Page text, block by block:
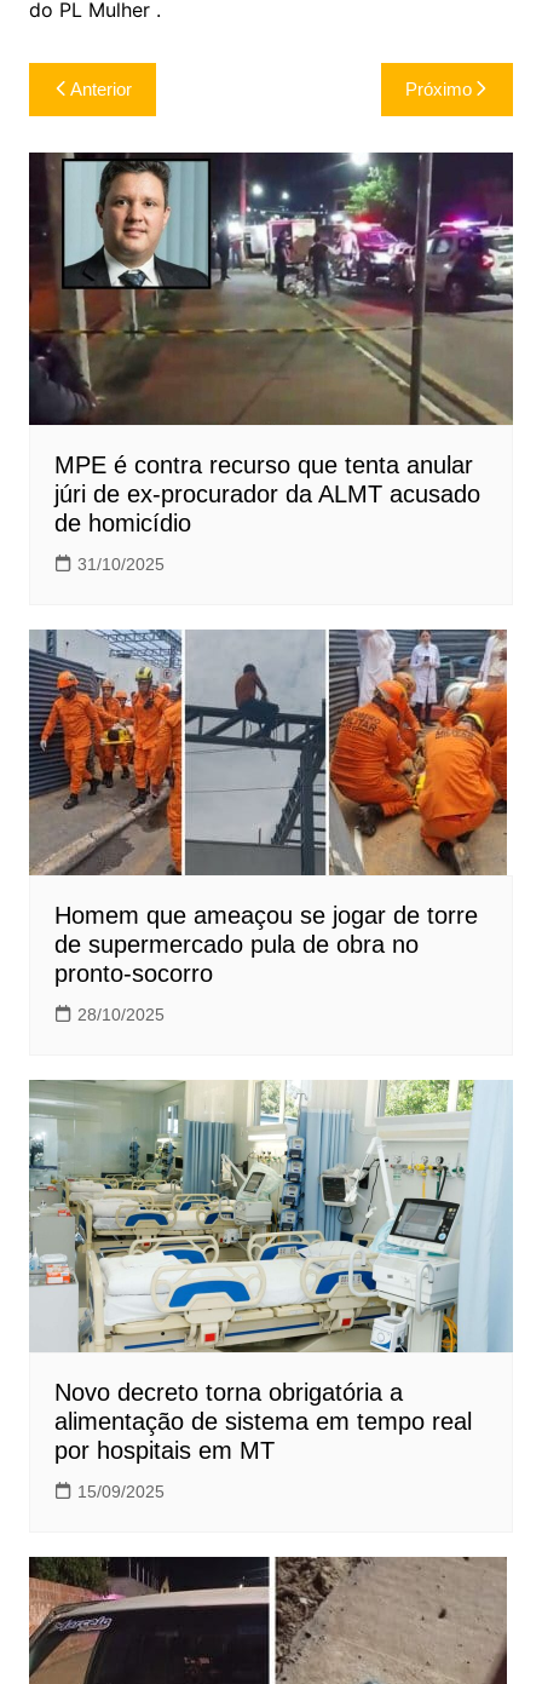
do PL Mulher .
Navegação
de
Post
Anterior Próximo
MPE é contra recurso que tenta anular
júri de ex-procurador da ALMT acusado
de homicídio
31/10/2025
Homem que ameaçou se jogar de torre
de supermercado pula de obra no
pronto-socorro
28/10/2025
Novo decreto torna obrigatória a
alimentação de sistema em tempo real
por hospitais em MT
15/09/2025